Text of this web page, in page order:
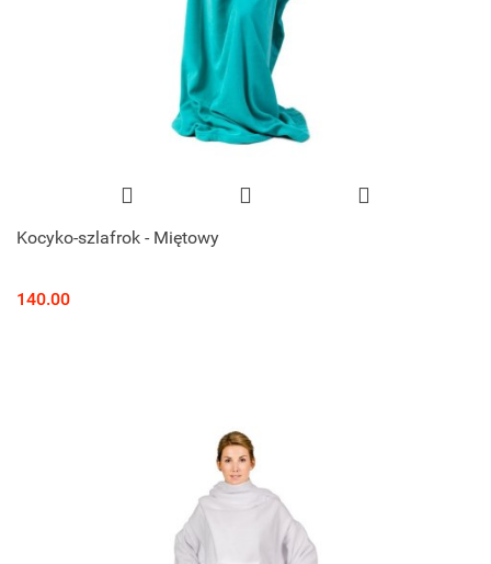
Kocyko-szlafrok - Miętowy
140.00